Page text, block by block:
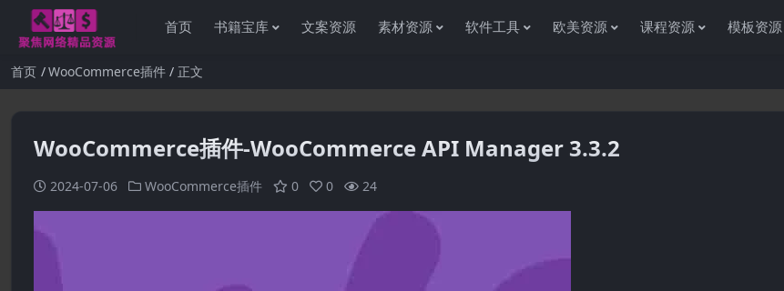
首页 书籍宝库 文案资源 素材资源 软件工具 欧美资源 课程资源 模板资源
首页 WooCommerce插件 正文
WooCommerce插件-WooCommerce API Manager 3.3.2
2024-07-06 WooCommerce插件 0 0 24